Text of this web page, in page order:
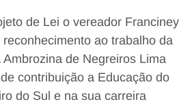
de Lei o vereador Franciney
ao trabalho da
de Negreiros Lima
contribuição a Educação do
do Sul e na sua carreira